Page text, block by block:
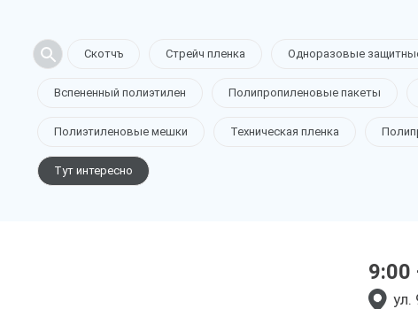
Скотчъ Стрейч пленка Одноразовые
Вспененный полиэтилен Полипропиленовые пакеты
Полиэтиленовые мешки Техническая пленка
Тут интересно
9:00
ул.